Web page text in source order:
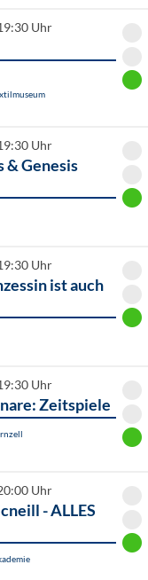
Uhr
Uhr
& Genesis
Uhr
ist auch
Uhr
Zeitspiele
Uhr
- ALLES